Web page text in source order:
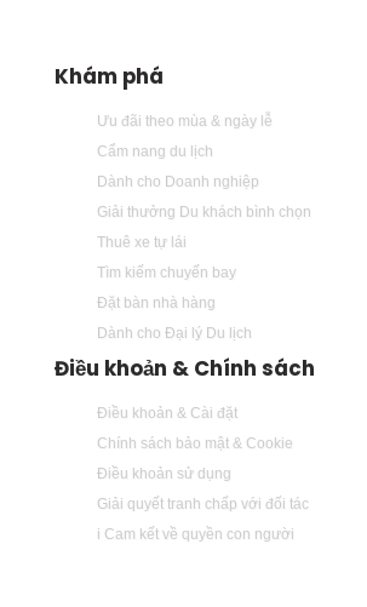
Khám phá
Ưu đãi theo mùa & ngày lễ
Cẩm nang du lịch
Dành cho Doanh nghiệp
Giải thưởng Du khách bình chọn
Thuê xe tự lái
Tìm kiếm chuyến bay
Đặt bàn nhà hàng
Dành cho Đại lý Du lịch
Điều khoản & Chính sách
Điều khoản & Cài đặt
Chính sách bảo mật & Cookie
Điều khoản sử dụng
Giải quyết tranh chấp với đối tác
i Cam kết về quyền con người